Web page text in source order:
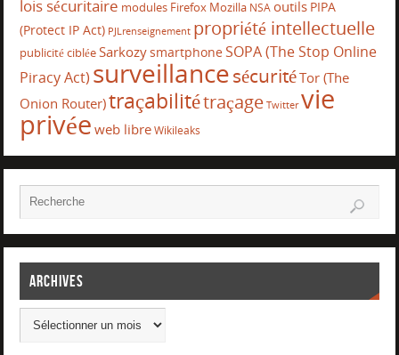
lois sécuritaire modules Firefox Mozilla NSA outils PIPA
(Protect IP Act) PJLrenseignement propriété intellectuelle
publicité cibléeSarkozysmartphoneSOPA (The Stop Online
Piracy Act) surveillancesécuritéTor (The
Onion Router)traçabilitétraçage Twitter vie
privée web libreWikileaks
Archives